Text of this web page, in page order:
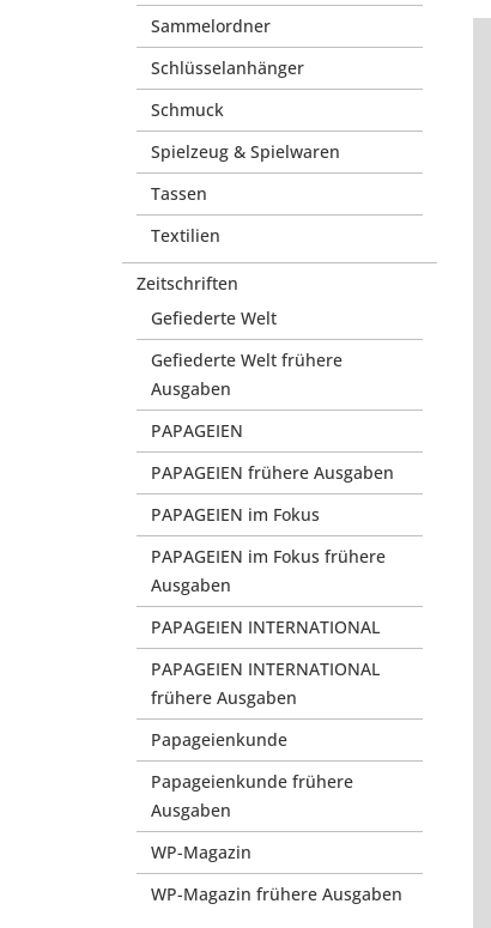
Sammelordner
Schlüsselanhänger
Schmuck
Spielzeug & Spielwaren
Tassen
Textilien
Zeitschriften
Gefiederte Welt
Gefiederte Welt frühere
Ausgaben
PAPAGEIEN
PAPAGEIEN frühere Ausgaben
PAPAGEIEN im Fokus
PAPAGEIEN im Fokus frühere
Ausgaben
PAPAGEIEN INTERNATIONAL
PAPAGEIEN INTERNATIONAL
frühere Ausgaben
Papageienkunde
Papageienkunde frühere
Ausgaben
WP-Magazin
WP-Magazin frühere Ausgaben